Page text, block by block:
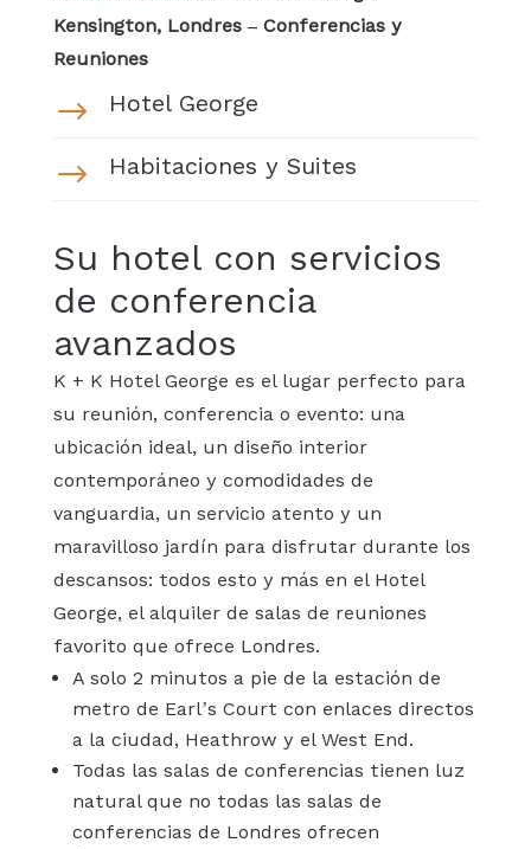
Kensington, Londres – Conferencias y
Reuniones
$ Hotel George
$ Habitaciones y Suites
Su hotel con servicios
de conferencia
avanzados
K + K Hotel George es el lugar perfecto para
su reunión, conferencia o evento: una
ubicación ideal, un diseño interior
contemporáneo y comodidades de
vanguardia, un servicio atento y un
maravilloso jardín para disfrutar durante los
descansos: todos esto y más en el Hotel
George, el alquiler de salas de reuniones
favorito que ofrece Londres.
A solo 2 minutos a pie de la estación de
metro de Earl’s Court con enlaces directos
a la ciudad, Heathrow y el West End.
Todas las salas de conferencias tienen luz
natural que no todas las salas de
conferencias de Londres ofrecen